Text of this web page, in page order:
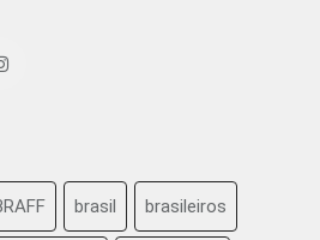
brasil brasileiros